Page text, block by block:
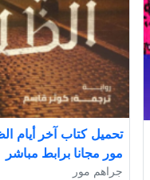
مور مجانا برابط مباشر
جراهم مور